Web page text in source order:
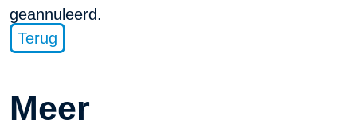
geannuleerd.
Terug
Meer